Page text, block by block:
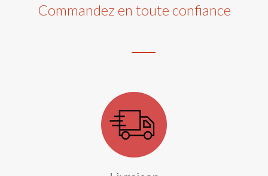
Commandez en toute confiance